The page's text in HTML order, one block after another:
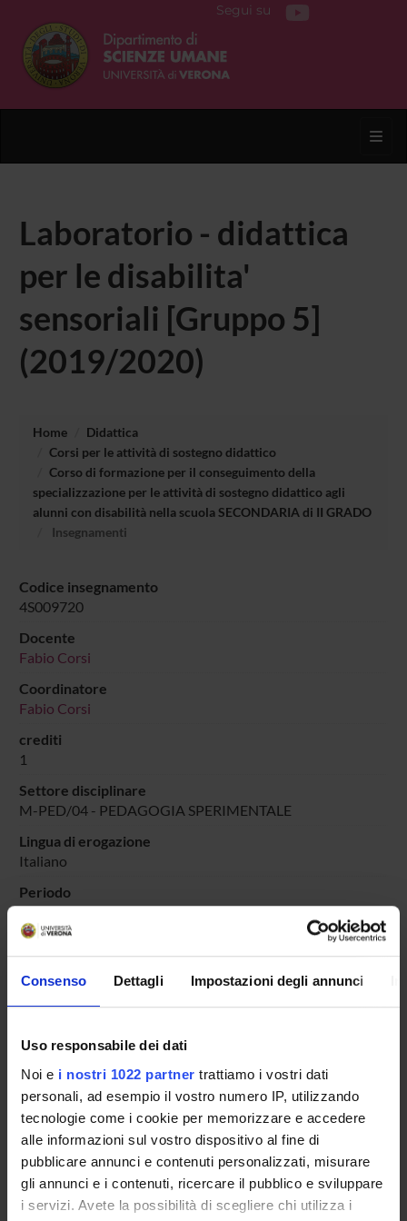
Consenso Dettagli Impostazioni degli annunci
Uso responsabile dei dati
Noi e i nostri 1022 partner trattiamo i vostri dati
personali, ad esempio il vostro numero IP, utilizzando
tecnologie come i cookie per memorizzare e accedere
alle informazioni sul vostro dispositivo al fine di
pubblicare annunci e contenuti personalizzati, misurare
gli annunci e i contenuti, ricercare il pubblico e sviluppare
i servizi. Avete la possibilità di scegliere chi utilizza i
Segui su
Laboratorio - didattica
per le disabilita'
sensoriali [Gruppo 5]
(2019/2020)
Home
Didattica
Corsi per le attività di sostegno didattico
Corso di formazione per il conseguimento della
specializzazione per le attività di sostegno didattico agli
alunni con disabilità nella scuola SECONDARIA di II GRADO
Insegnamenti
Codice insegnamento
4S009720
Docente
Fabio Corsi
Coordinatore
Fabio Corsi
crediti
1
Settore disciplinare
M-PED/04 - PEDAGOGIA SPERIMENTALE
Lingua di erogazione
Italiano
Periodo
Didatticodal 16-nov-2020 al 30-giu-2021.
Avvisi relativi al corso
Seminari relativi al corso
Vai all'orario delle lezioni
Presentazione
Come iscriversi
Insegnamenti